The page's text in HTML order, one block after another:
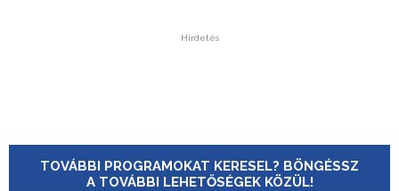
Hirdetés
TOVÁBBI PROGRAMOKAT KERESEL? BÖNGÉSSZ
A TOVÁBBI LEHETŐSÉGEK KÖZÜL!